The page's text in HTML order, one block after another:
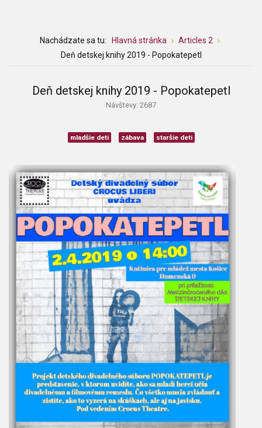
Nachádzate sa tu: Hlavná stránka
Articles 2
Deň detskej knihy 2019 - Popokatepetl
Deň detskej knihy 2019 - Popokatepetl
Návštevy: 2687
mladšie deti zábava staršie deti